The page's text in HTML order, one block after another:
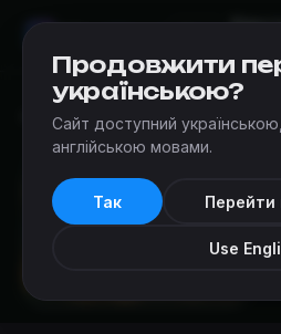
Квесты › › Автоквест
Продовжити
українською?
Сайт доступний
англійською мовами.
Так Перейти
Use